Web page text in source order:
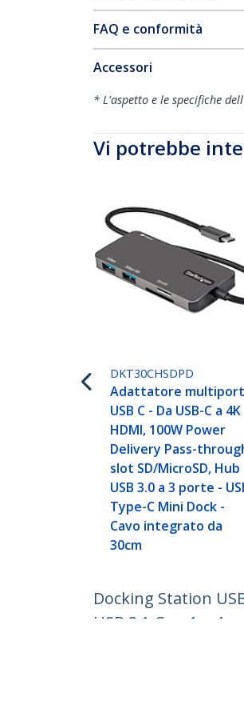
FAQ e conformità
Accessori
* L'aspetto e le specifiche
Vi potrebbe
DKT30CHSDPD
Adattatore
USB C - Da USB-C a 4K
HDMI, 100W Power
Delivery Pass-
slot SD/MicroSD, Hub
USB 3.0 a 3 porte -
Type-C Mini Dock -
Cavo integrato da
30cm
Docking Station
USB 3.1 Gen 1 a 4